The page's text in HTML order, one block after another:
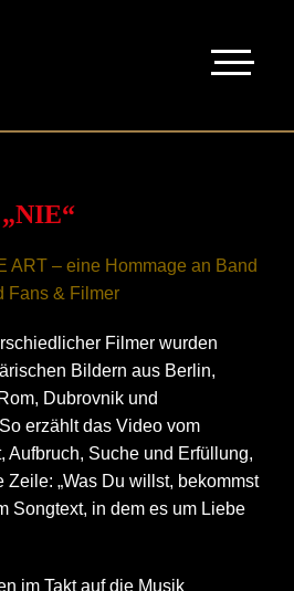
„NIE“
ART – eine Hommage an Band
Fans & Filmer
Filmer wurden
Bildern aus Berlin,
Dubrovnik und
erzählt das Video vom
Aufbruch, Suche und Erfüllung,
Zeile: „Was Du willst, bekommst
Songtext, in dem es um Liebe
im Takt auf die Musik